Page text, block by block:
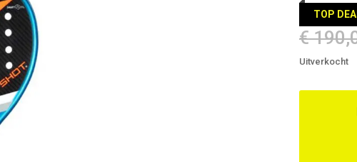
TOP
€
Uitverkocht